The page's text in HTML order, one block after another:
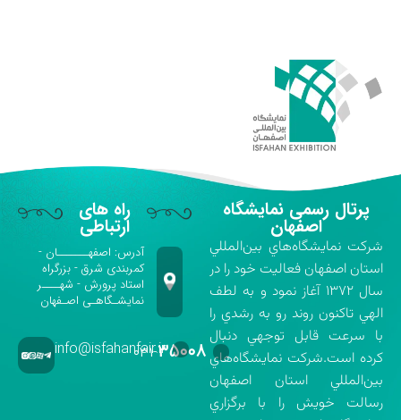
پرتال رسمی نمایشگاه
اصفهان
شركت نمايشگاه‌هاي بين‌المللي
استان اصفهان فعاليت خود را در
سال ۱۳۷۲ آغاز نمود و به لطف
الهي تاكنون روند رو به رشدي را
با سرعت قابل توجهي دنبال
كرده است.شركت نمايشگاه‌هاي
بين‌المللي استان اصفهان
رسالت خويش را با برگزاري
راه های
ارتباطی
آدرس: اصفهـــــــان -
کمربندی شرق - بزرگراه
استاد پرورش - شهــــر
نمایشـگاهـی اصـفهان
۰۳۱-۳۵۰۰۸info@isfahanfair.ir